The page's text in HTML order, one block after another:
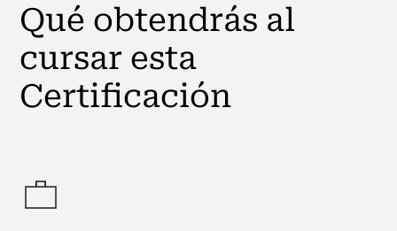
Qué obtendrás al
cursar esta
Certificación